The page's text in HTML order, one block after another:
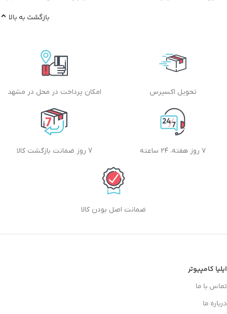
بازگشت به بالا
تحویل اکسپرس امکان پرداخت در محل در مشهد
۷ روز هفته، ۲۴ ساعته 7 روز ضمانت بازگشت کالا
ضمانت اصل بودن کالا
ایلیا کامپیوتر
تماس با ما
درباره ما